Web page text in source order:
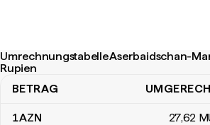
Umrechnungstabelle Aserbaidschan-
Rupien
Umrechnungstabelle Aserbaidschan-
BETRAG
1AZN 27,62